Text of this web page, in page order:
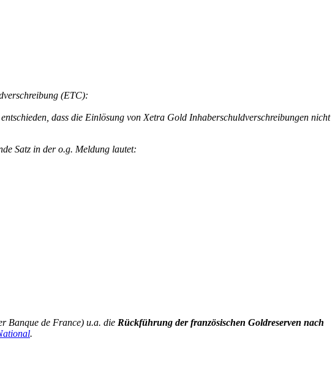
(ETC):
dass die Einlösung von Xetra Gold Inhaberschuldverschreibungen nicht
Satz in der o.g. Meldung lautet:
Banque de France) u.a. die Rückführung der französischen Goldreserven nach
.